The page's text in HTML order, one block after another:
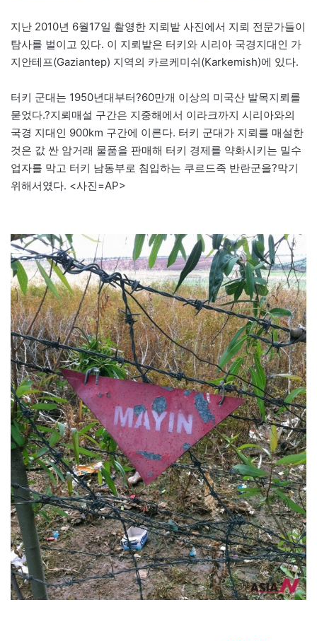
지난 2010년 6월17일 촬영한 지뢰밭 사진에서 지뢰 전문가들이
탐사를 벌이고 있다. 이 지뢰밭은 터키와 시리아 국경지대인 가
지안테프(Gaziantep) 지역의 카르케미쉬(Karkemish)에 있다.
터키 군대는 1950년대부터?60만개 이상의 미국산 발목지뢰를
묻었다.?지뢰매설 구간은 지중해에서 이라크까지 시리아와의
국경 지대인 900km 구간에 이른다. 터키 군대가 지뢰를 매설한
것은 값 싼 암거래 물품을 판매해 터키 경제를 약화시키는 밀수
업자를 막고 터키 남동부로 침입하는 쿠르드족 반란군을?막기
위해서였다. <사진=AP>